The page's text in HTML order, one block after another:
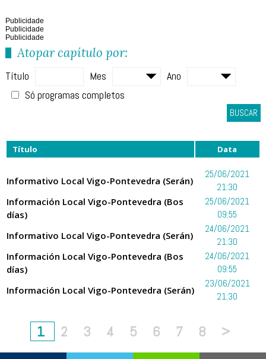
Publicidade
Publicidade
Publicidade
Atopar capítulo por:
Título Mes
Ano
Só programas completos
BUSCAR
Título Data
Informativo Local Vigo-Pontevedra (Serán)
25/06/2021
21:30
Información Local Vigo-Pontevedra (Bos
días)
25/06/2021
09:55
Informativo Local Vigo-Pontevedra (Serán)
24/06/2021
21:30
Información Local Vigo-Pontevedra (Bos
días)
24/06/2021
09:55
Información Local Vigo-Pontevedra (Serán)
23/06/2021
21:30
1 2 3 4 5 6 7 8 >